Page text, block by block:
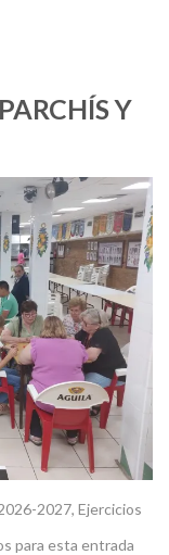
Y
2027, Ejercicios
para esta entrada